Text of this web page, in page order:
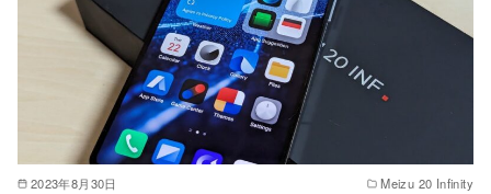
2023年8月30日 Meizu 20 Infinity